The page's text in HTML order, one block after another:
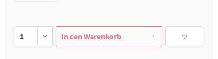
In den Warenkorb